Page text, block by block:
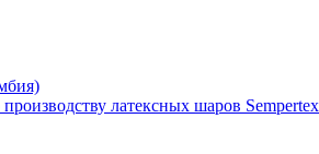
латексных шаров